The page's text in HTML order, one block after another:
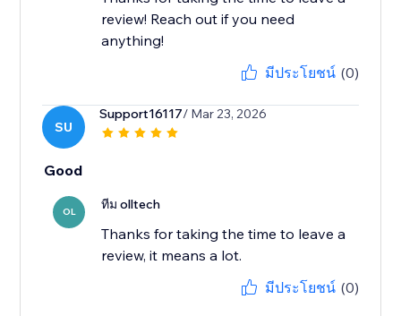
review! Reach out if you need
anything!
มีประโยชน์ (0)
SU
Support16117/ Mar 23, 2026
Good
OL ทีม olltech
Thanks for taking the time to leave a
review, it means a lot.
มีประโยชน์ (0)